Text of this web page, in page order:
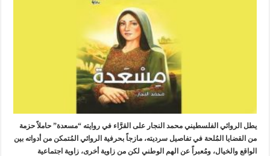
يطل الروائي الفلسطيني محمد النجار على القرَّاء في روايته “مسعدة” حاملاً حزمة
من القضايا المُلحة في تفاصيل سرديته، مازجاً بحرفية الروائي المُتمكن من أدواته بين
الواقع والخيال، ومُعبراً عن الهم الوطني لكن من زاوية أخرى، زاوية اجتماعية